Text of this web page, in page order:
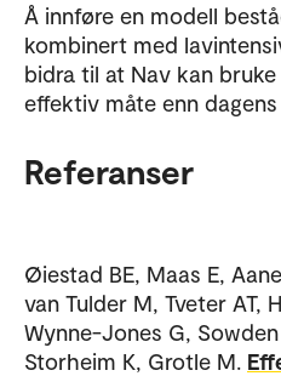
Å innføre en modell
kombinert med
bidra til at Nav kan
effektiv måte enn
Referanser
Øiestad BE, Maas E,
van Tulder M, Tveter AT,
Wynne-Jones G,
Storheim K, Grotle M.